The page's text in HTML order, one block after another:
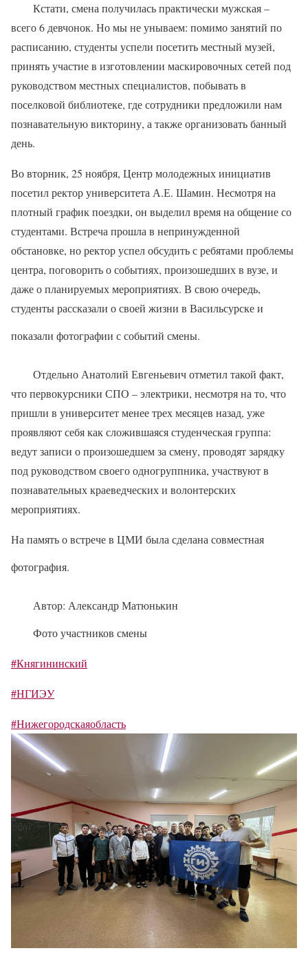
Кстати, смена получилась практически мужская –
всего 6 девчонок. Но мы не унываем: помимо занятий по
расписанию, студенты успели посетить местный музей,
принять участие в изготовлении маскировочных сетей под
руководством местных специалистов, побывать в
поселковой библиотеке, где сотрудники предложили нам
познавательную викторину, а также организовать банный
день.
Во вторник, 25 ноября, Центр молодежных инициатив
посетил ректор университета А.Е. Шамин. Несмотря на
плотный график поездки, он выделил время на общение со
студентами. Встреча прошла в непринужденной
обстановке, но ректор успел обсудить с ребятами проблемы
центра, поговорить о событиях, произошедших в вузе, и
даже о планируемых мероприятиях. В свою очередь,
студенты рассказали о своей жизни в Васильсурске и
показали фотографии с событий смены.
Отдельно Анатолий Евгеньевич отметил такой факт,
что первокурсники СПО – электрики, несмотря на то, что
пришли в университет менее трех месяцев назад, уже
проявляют себя как сложившаяся студенческая группа:
ведут записи о произошедшем за смену, проводят зарядку
под руководством своего одногруппника, участвуют в
познавательных краеведческих и волонтерских
мероприятиях.
На память о встрече в ЦМИ была сделана совместная
фотография.
Автор: Александр Матюнькин
Фото участников смены
#Княгининский
#НГИЭУ
#Нижегородскаяобласть